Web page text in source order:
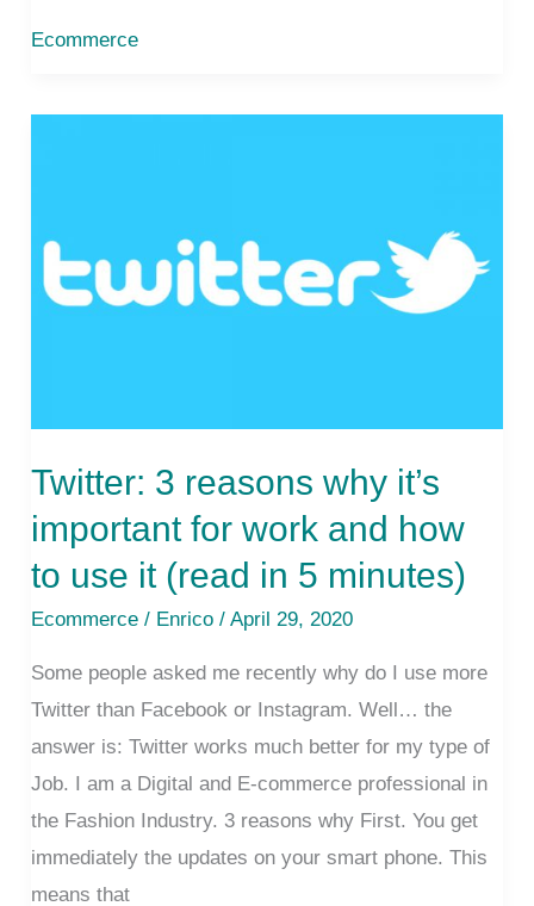
Ecommerce
Twitter: 3 reasons why it’s
important for work and how
to use it (read in 5 minutes)
Ecommerce / Enrico/ April 29, 2020
Some people asked me recently why do I use more
Twitter than Facebook or Instagram. Well… the
answer is: Twitter works much better for my type of
Job. I am a Digital and E-commerce professional in
the Fashion Industry. 3 reasons why First. You get
immediately the updates on your smart phone. This
means that